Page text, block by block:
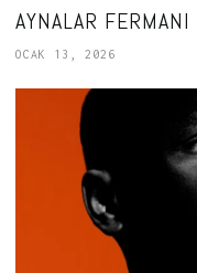
AYNALAR FERMANI
OCAK 13, 2026